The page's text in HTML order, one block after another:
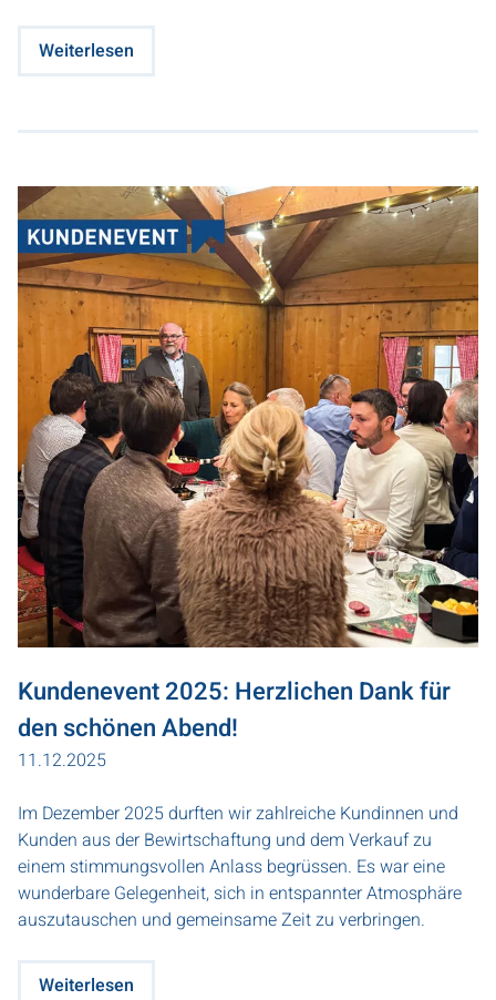
Weiterlesen
Kundenevent 2025: Herzlichen Dank für
den schönen Abend!
11.12.2025
Im Dezember 2025 durften wir zahlreiche Kundinnen und
Kunden aus der Bewirtschaftung und dem Verkauf zu
einem stimmungsvollen Anlass begrüssen. Es war eine
wunderbare Gelegenheit, sich in entspannter Atmosphäre
auszutauschen und gemeinsame Zeit zu verbringen.
Weiterlesen